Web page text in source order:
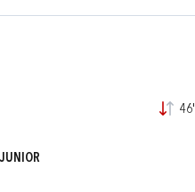
46'